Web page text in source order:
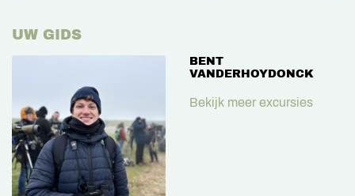
UW GIDS
BENT
VANDERHOYDONCK
Bekijk meer excursies